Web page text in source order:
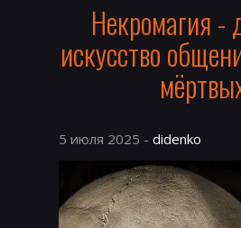
Некромагия -
искусство
5 июля 2025 - didenko